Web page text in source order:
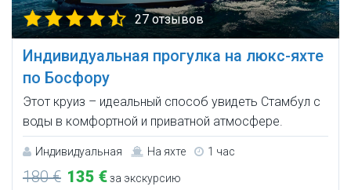
27 отзывов
Индивидуальная прогулка на люкс-яхте
по Босфору
Этот круиз – идеальный способ увидеть Стамбул с
воды в комфортной и приватной атмосфере.
Индивидуальная На яхте 1 час
180 € 135 €за экскурсию